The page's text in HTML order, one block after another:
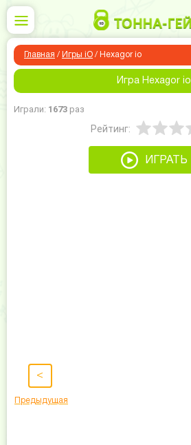
Главная / Игры iO / Hexagor io
Игра Hexagor io
Играли: 1673 раз
Рейтинг:
ИГРАТЬ
<
Предыдущая